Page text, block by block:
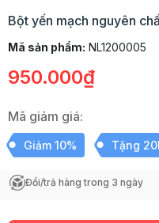
Bột yến mạch nguyên
Mã sản phẩm: NL1200005
950.000₫
Mã giảm giá:
Giảm 10% Tặng
Đổi/trả hàng trong 3 ngày